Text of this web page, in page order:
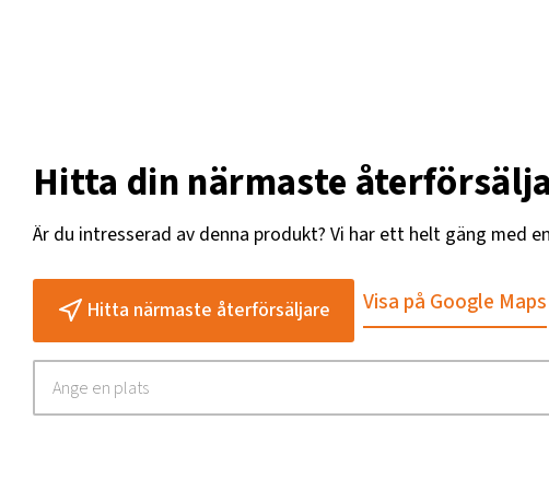
Hitta din närmaste
Är du intresserad av denna produkt? Vi har ett helt gäng med
Hitta närmaste återförsäljare Visa på Google Maps